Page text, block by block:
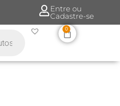
Entre ou
Cadastre-se
0